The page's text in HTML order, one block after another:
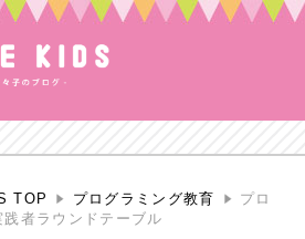
TOP プログラミング教育
プロ
者ラウンドテーブル